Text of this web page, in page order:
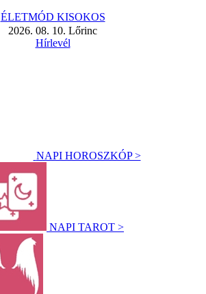
ÉLETMÓD KISOKOS
2026. 08. 10. Lőrinc
Hírlevél
NAPI HOROSZKÓP >
NAPI TAROT >